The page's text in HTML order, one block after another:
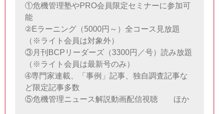
①危機管理塾やPRO会員限定セミナーに参加可
能
②Eラーニング（5000円～）全コース見放題
（※ライト会員は対象外）
③月刊BCPリーダーズ（3300円／号）読み放題
（※ライト会員は最新号のみ）
➃専門家連載、「事例」記事、独自調査記事な
ど限定記事多数
⑤危機管理ニュース解説動画配信視聴 ほか